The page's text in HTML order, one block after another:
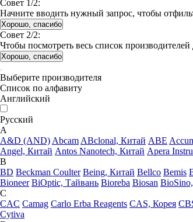
Совет 1/2:
Начните вводить нужный запрос, чтобы
Хорошо, спасибо
Совет 2/2:
Чтобы посмотреть весь список
Хорошо, спасибо
Выберите производителя
Список по алфавиту
Английский
Русский
A
A&D (AND) Abcam ABclonal, Китай ABE
Angel, Китай Antos Nanotech, Китай Apera
B
BD Beckman Coulter Being, Китай Bellco Bemis
Bioneer BiOptic, Тайвань Bioreba Biosan
C
CAC Camag Carlo Erba Reagents CAS, Корея
Cytiva